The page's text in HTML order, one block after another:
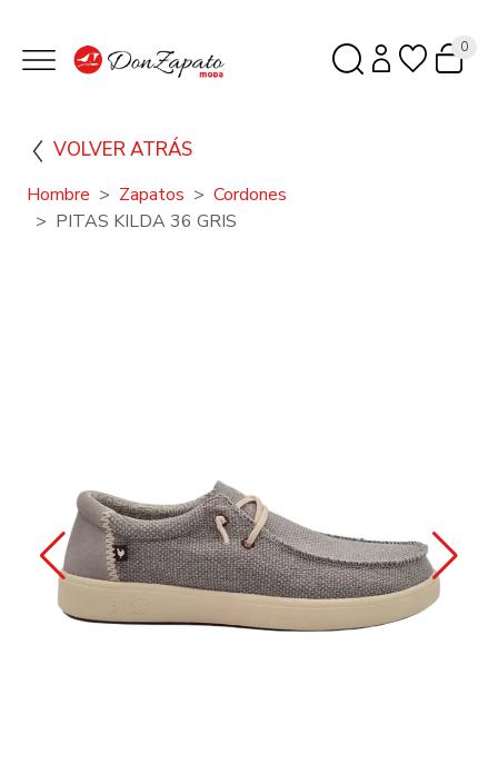
0
VOLVER ATRÁS
Hombre Zapatos
Cordones
PITAS KILDA 36 GRIS